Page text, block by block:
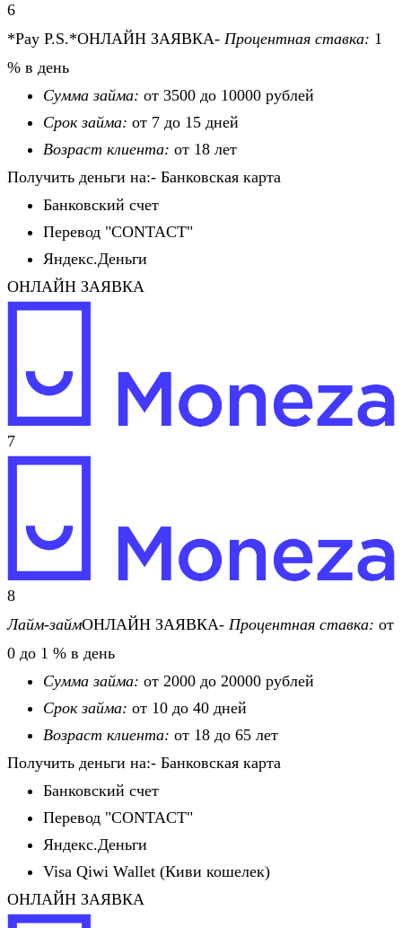
6
*Pay P.S.*ОНЛАЙН ЗАЯВКА- Процентная ставка: 1
% в день
Сумма займа: от 3500 до 10000 рублей
Срок займа: от 7 до 15 дней
Возраст клиента: от 18 лет
Получить деньги на:- Банковская карта
Банковский счет
Перевод "CONTACT"
Яндекс.Деньги
ОНЛАЙН ЗАЯВКА
7
8
Лайм-займОНЛАЙН ЗАЯВКА- Процентная ставка: от
0 до 1 % в день
Сумма займа: от 2000 до 20000 рублей
Срок займа: от 10 до 40 дней
Возраст клиента: от 18 до 65 лет
Получить деньги на:- Банковская карта
Банковский счет
Перевод "CONTACT"
Яндекс.Деньги
Visa Qiwi Wallet (Киви кошелек)
ОНЛАЙН ЗАЯВКА